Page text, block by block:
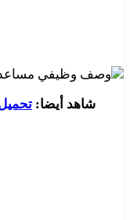
شاهد أيضا: